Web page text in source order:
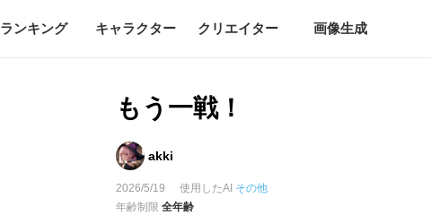
ランキング キャラクター クリエイター 画像生成
もう一戦！
akki
2026/5/19 使用したAI その他
年齢制限全年齢